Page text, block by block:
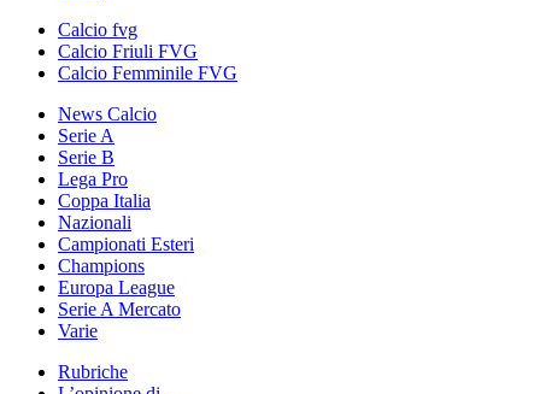
Calcio fvg
Calcio Friuli FVG
Calcio Femminile FVG
News Calcio
Serie A
Serie B
Lega Pro
Coppa Italia
Nazionali
Campionati Esteri
Champions
Europa League
Serie A Mercato
Varie
Rubriche